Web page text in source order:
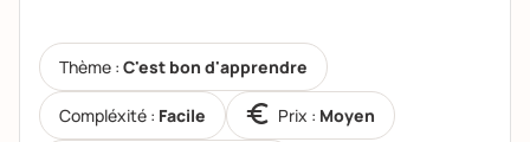
Thème : C'est bon d'apprendre
Compléxité : Facile Prix : Moyen